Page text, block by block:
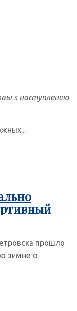
к наступлению
прошло
зимнего